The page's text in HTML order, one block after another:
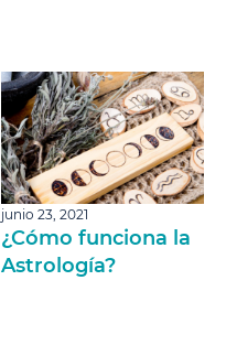
junio 23, 2021
¿Cómo funciona la
Astrología?